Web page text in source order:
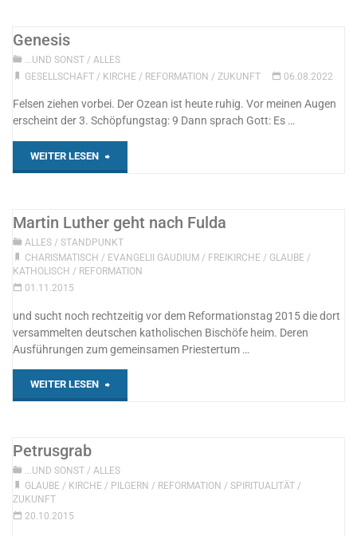
Genesis
...UND SONST / ALLES
GESELLSCHAFT/ KIRCHE/ REFORMATION / ZUKUNFT 06.08.2022
Felsen ziehen vorbei. Der Ozean ist heute ruhig. Vor meinen Augen
erscheint der 3. Schöpfungstag: 9 Dann sprach Gott: Es …
WEITER LESEN "Genesis"
Martin Luther geht nach Fulda
ALLES / STANDPUNKT
CHARISMATISCH / EVANGELII GAUDIUM / FREIKIRCHE/ GLAUBE/
KATHOLISCH / REFORMATION
01.11.2015
und sucht noch rechtzeitig vor dem Reformationstag 2015 die dort
versammelten deutschen katholischen Bischöfe heim. Deren
Ausführungen zum gemeinsamen Priestertum …
WEITER LESEN "Martin
nach
Petrusgrab
...UND SONST / ALLES
GLAUBE/ KIRCHE/ PILGERN / REFORMATION / SPIRITUALITÄT/
ZUKUNFT
20.10.2015